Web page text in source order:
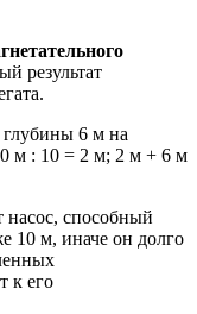
результат
6 м на
м : 10 = 2 м; 2 м + 6 м
насос, способный
10 м, иначе он долго
к его